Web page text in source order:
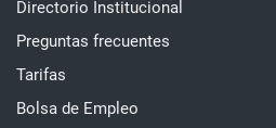
Directorio Institucional
Preguntas frecuentes
Tarifas
Bolsa de Empleo